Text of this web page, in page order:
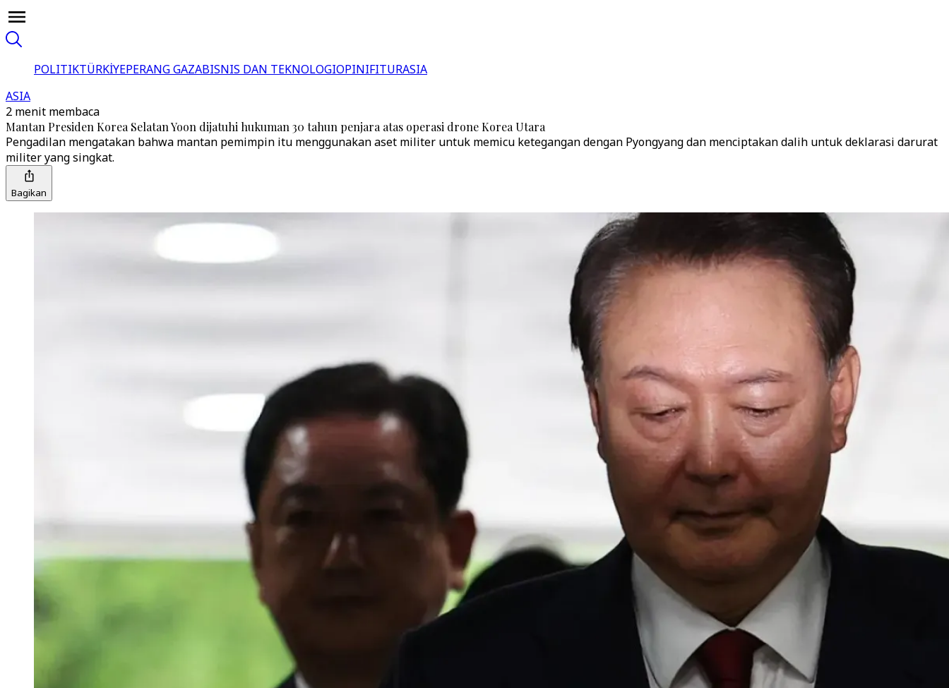
POLITIKTÜRKİYEPERANG GAZABISNIS DAN TEKNOLOGIOPINIFITURASIA
ASIA
2 menit membaca
Mantan Presiden Korea Selatan Yoon dijatuhi hukuman 30 tahun penjara atas operasi drone Korea Utara
Pengadilan mengatakan bahwa mantan pemimpin itu menggunakan aset militer untuk memicu ketegangan dengan Pyongyang dan menciptakan dalih untuk deklarasi darurat
militer yang singkat.
Bagikan